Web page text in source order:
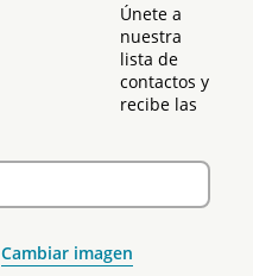
Únete a
nuestra
lista de
contactos y
recibe las
Cambiar imagen